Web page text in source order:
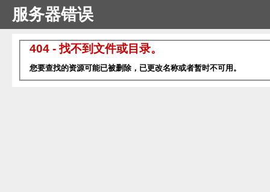
服务器错误
404 - 找不到文件或目录。
您要查找的资源可能已被删除，已更改名称或者暂时不可用。